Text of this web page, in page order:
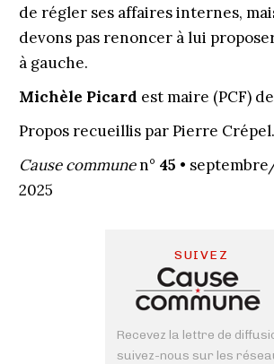
de régler ses affaires internes,
devons pas renoncer à lui
à gauche.
Michèle Picard est maire (PCF)
Propos recueillis par Pierre Crépel.
Cause communen° 45 •
2025
SUIVEZ
Recevez la lettre de
suivez-nous sur les